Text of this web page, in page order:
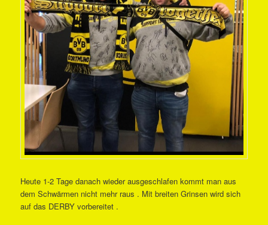
Heute 1-2 Tage danach wieder ausgeschlafen kommt man aus
dem Schwärmen nicht mehr raus . Mit breiten Grinsen wird sich
auf das DERBY vorbereitet .